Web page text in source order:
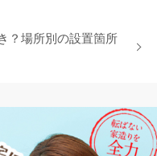
？場所別の設置箇所